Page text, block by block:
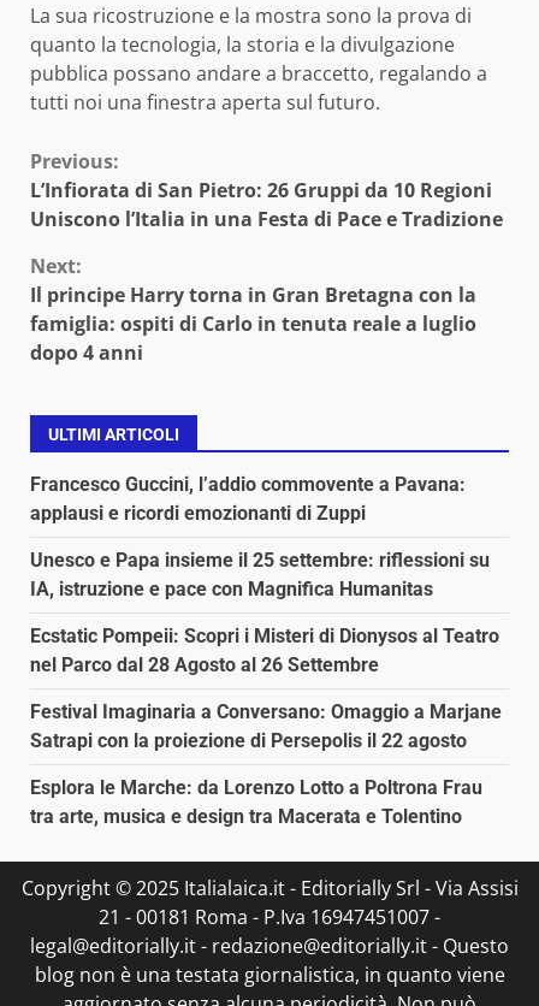
La sua ricostruzione e la mostra sono la prova di
quanto la tecnologia, la storia e la divulgazione
pubblica possano andare a braccetto, regalando a
tutti noi una finestra aperta sul futuro.
Continue
Reading
Previous:
L’Infiorata di San Pietro: 26 Gruppi da 10 Regioni
Uniscono l’Italia in una Festa di Pace e Tradizione
Next:
Il principe Harry torna in Gran Bretagna con la
famiglia: ospiti di Carlo in tenuta reale a luglio
dopo 4 anni
ULTIMI ARTICOLI
Francesco Guccini, l’addio commovente a Pavana:
applausi e ricordi emozionanti di Zuppi
Unesco e Papa insieme il 25 settembre: riflessioni su
IA, istruzione e pace con Magnifica Humanitas
Ecstatic Pompeii: Scopri i Misteri di Dionysos al Teatro
nel Parco dal 28 Agosto al 26 Settembre
Festival Imaginaria a Conversano: Omaggio a Marjane
Satrapi con la proiezione di Persepolis il 22 agosto
Esplora le Marche: da Lorenzo Lotto a Poltrona Frau
tra arte, musica e design tra Macerata e Tolentino
Copyright © 2025 Italialaica.it - Editorially Srl - Via Assisi
21 - 00181 Roma - P.Iva 16947451007 -
legal@editorially.it - redazione@editorially.it - Questo
blog non è una testata giornalistica, in quanto viene